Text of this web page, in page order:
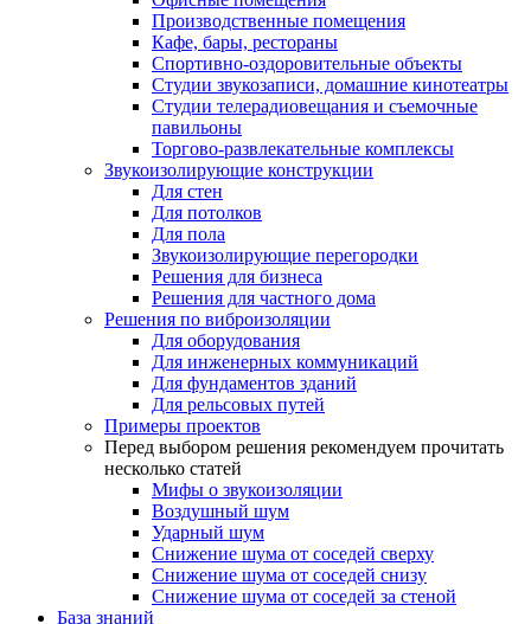
Производственные помещения
Кафе, бары, рестораны
Спортивно-оздоровительные объекты
Студии звукозаписи, домашние кинотеатры
Студии телерадиовещания и съемочные
павильоны
Торгово-развлекательные комплексы
Звукоизолирующие конструкции
Для стен
Для потолков
Для пола
Звукоизолирующие перегородки
Решения для бизнеса
Решения для частного дома
Решения по виброизоляции
Для оборудования
Для инженерных коммуникаций
Для фундаментов зданий
Для рельсовых путей
Примеры проектов
Перед выбором решения рекомендуем прочитать
несколько статей
Мифы о звукоизоляции
Воздушный шум
Ударный шум
Снижение шума от соседей сверху
Снижение шума от соседей снизу
Снижение шума от соседей за стеной
База знаний